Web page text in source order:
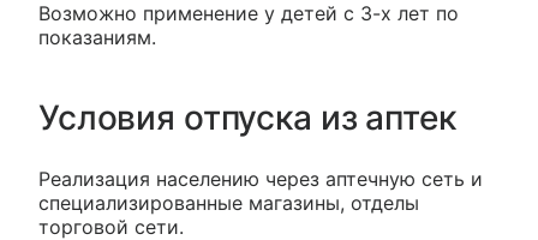
Возможно применение у детей с 3-х лет по
показаниям.
Условия отпуска из аптек
Реализация населению через аптечную сеть и
специализированные магазины, отделы
торговой сети.